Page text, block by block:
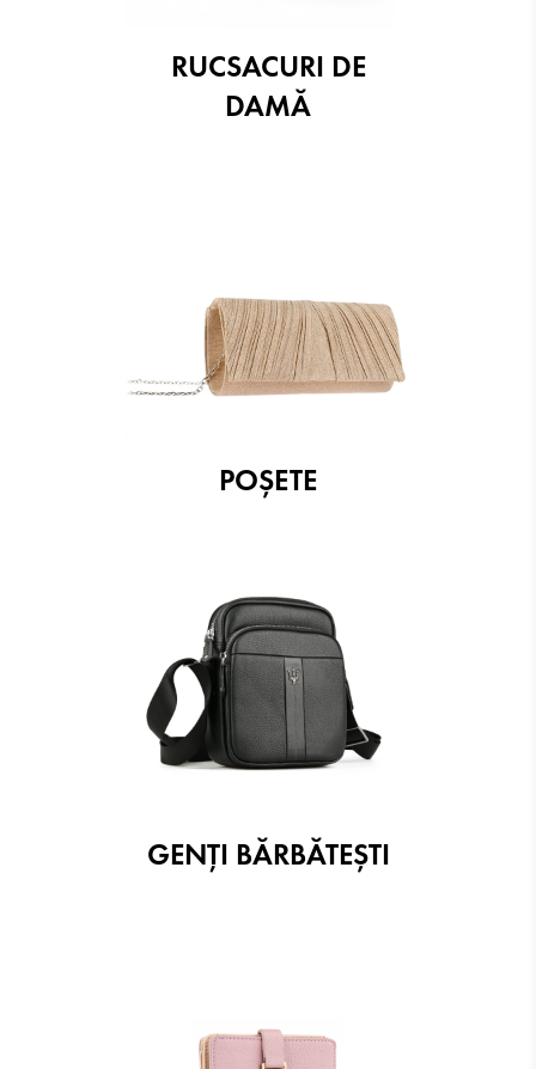
RUCSACURI DE
DAMĂ
POŞETE
GENŢI BĂRBĂTEŞTI